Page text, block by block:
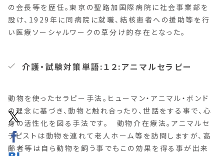
の会長等を歴任。東京の聖路加国際病院に社会事業部を
設け、1929年に同病院に就職、結核患者への援助等を行
い医療ソーシャルワークの草分け的存在となった。
介護・試験対策単語:１２:アニマルセラピー
動物を使ったセラピー手法。ヒューマン・アニマル・ボンド
の理念に基づき、動物と触れ合ったり、世話をする事で、心
身の活性化を図る手法です。 動物介在療法。アニマルセ
ラピストは動物を連れて老人ホーム等を訪問しますが、高
齢者等は自ら動物を飼う事でもこの効果を得る事が出来